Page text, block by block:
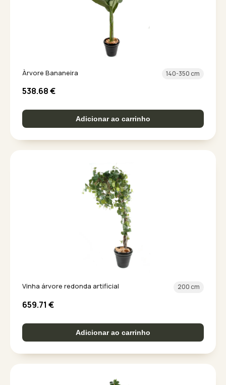
Àrvore Bananeira 140-350 cm
538.68€
Adicionar ao carrinho
Vinha árvore redonda artificial 200 cm
659.71 €
Adicionar ao carrinho